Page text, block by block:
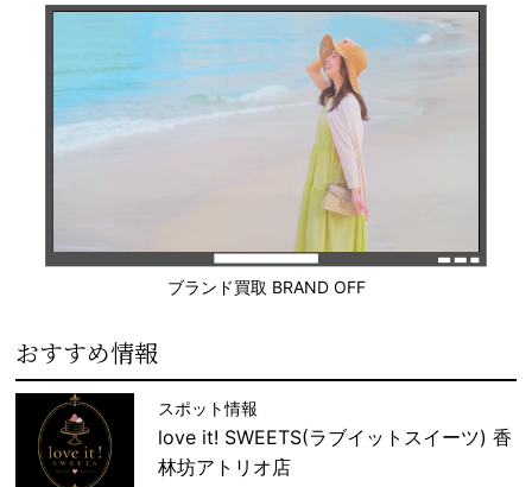
ブランド買取 BRAND OFF
おすすめ情報
スポット情報
love it! SWEETS(ラブイットスイーツ) 香
林坊アトリオ店